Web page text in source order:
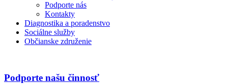
Podporte nás
Kontakty
Diagnostika a poradenstvo
Sociálne služby
Občianske združenie
Podporte našu činnosť